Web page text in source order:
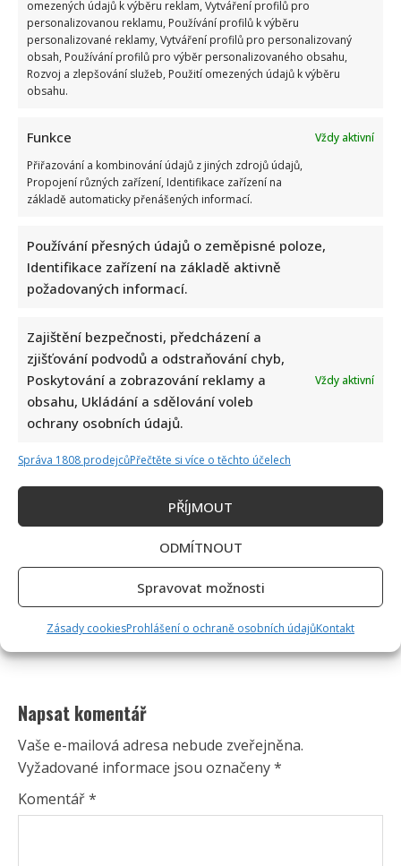
omezených údajů k výběru reklam, Vytváření profilů pro
personalizovanou reklamu, Používání profilů k výběru
personalizované reklamy, Vytváření profilů pro personalizovaný
obsah, Používání profilů pro výběr personalizovaného obsahu,
Rozvoj a zlepšování služeb, Použití omezených údajů k výběru
obsahu.
Funkce
Vždy aktivní
Přiřazování a kombinování údajů z jiných zdrojů údajů,
Propojení různých zařízení, Identifikace zařízení na
základě automaticky přenášených informací.
Používání přesných údajů o zeměpisné poloze,
Identifikace zařízení na základě aktivně
požadovaných informací.
Zajištění bezpečnosti, předcházení a
zjišťování podvodů a odstraňování chyb,
Poskytování a zobrazování reklamy a
obsahu, Ukládání a sdělování voleb
ochrany osobních údajů.
Vždy aktivní
Správa 1808 prodejcůPřečtěte si více o těchto účelech
PŘÍJMOUT
ODMÍTNOUT
Spravovat možnosti
Zásady cookiesProhlášení o ochraně osobních údajůKontakt
Napsat komentář
Vaše e-mailová adresa nebude zveřejněna.
Vyžadované informace jsou označeny*
Komentář*